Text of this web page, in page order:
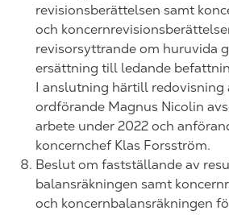
revisionsberättelsen samt
och
revisorsyttrande om huruvida
ersättning till ledande
I anslutning härtill redovisning
ordförande Magnus Nicolin
arbete under 2022 och
koncernchef Klas Forsström.
Beslut om fastställande av
balansräkningen samt
och koncernbalansräkningen